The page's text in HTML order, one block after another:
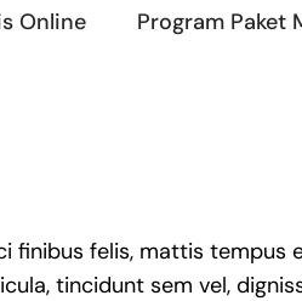
Online Program Paket
felis, mattis
tincidunt sem vel,